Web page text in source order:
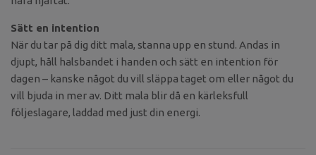
Sätt en intention
När du tar på dig ditt mala, stanna upp en stund. Andas in
djupt, håll halsbandet i handen och sätt en intention för
dagen – kanske något du vill släppa taget om eller något du
vill bjuda in mer av. Ditt mala blir då en kärleksfull
följeslagare, laddad med just din energi.